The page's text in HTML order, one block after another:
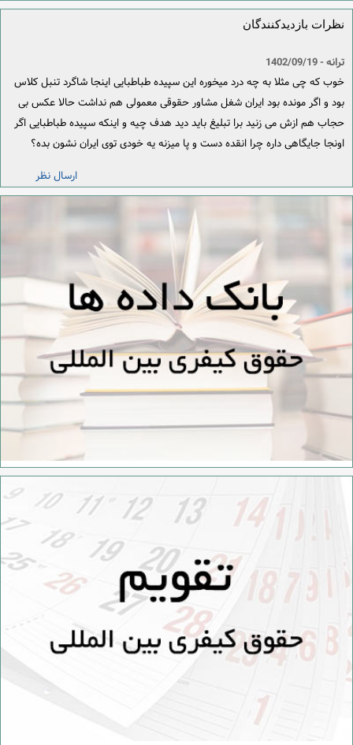
نظرات بازدیدکنندگان
ترانه- 1402/09/19
خوب که چی مثلا به چه درد میخوره این سپیده طباطبایی اینجا شاگرد تنبل کلاس
بود و اگر مونده بود ایران شغل مشاور حقوقی معمولی هم نداشت حالا عکس بی
حجاب هم ازش می زنید برا تبلیغ باید دید هدف چیه و اینکه سپیده طباطبایی اگر
اونجا جایگاهی داره چرا انقده دست و پا میزنه یه خودی توی ایران نشون بده؟
ارسال نظر